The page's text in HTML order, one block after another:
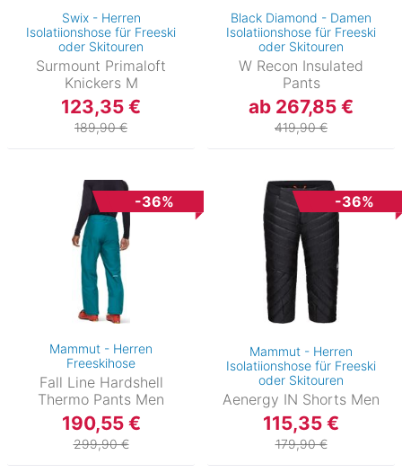
Swix - Herren
Isolatiionshose für Freeski
oder Skitouren
Surmount Primaloft
Knickers M
123,35 €
189,90 €
Black Diamond - Damen
Isolatiionshose für Freeski
oder Skitouren
W Recon Insulated
Pants
ab 267,85 €
419,90 €
-36%
Mammut - Herren
Freeskihose
Fall Line Hardshell
Thermo Pants Men
190,55 €
299,90 €
-36%
Mammut - Herren
Isolatiionshose für Freeski
oder Skitouren
Aenergy IN Shorts Men
115,35 €
179,90 €